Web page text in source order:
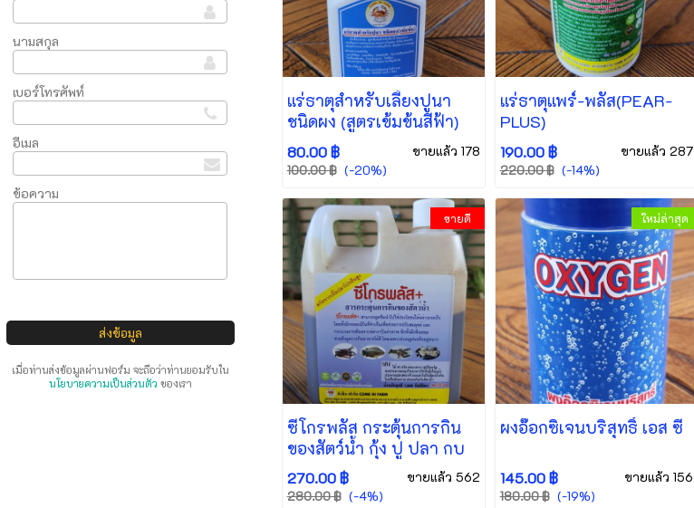
นามสกุล
เบอร์โทรศัพท์
อีเมล
ข้อความ
เมื่อท่านส่งข้อมูลผ่านฟอร์ม จะถือว่าท่านยอมรับใน
นโยบายความเป็นส่วนตัว ของเรา
แร่ธาตุสำหรับเลี้ยงปูนา
ชนิดผง (สูตรเข้มข้นสีฟ้า)
80.00 ฿
100.00 ฿ (-20%)
ขายแล้ว 178
แร่ธาตุแพร์-พลัส(PEAR-
PLUS)
190.00 ฿
220.00 ฿ (-14%)
ขายแล้ว 287
ขายดี
ซีโกรพลัส กระตุ้นการกิน
ของสัตว์น้ำ กุ้ง ปู ปลา กบ
270.00 ฿
280.00 ฿ (-4%)
ขายแล้ว 562
ใหม่ล่าสุด
ผงอ๊อกซิเจนบริสุทธิ์ เอส ซี
145.00 ฿
180.00 ฿ (-19%)
ขายแล้ว 156